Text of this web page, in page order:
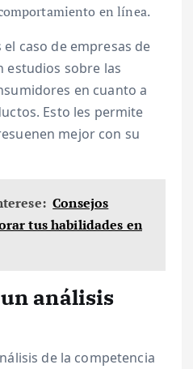
en línea.
caso de empresas de
estudios sobre las
en cuanto a
Esto les permite
mejor con su
Consejos
tus habilidades en
análisis
de la competencia